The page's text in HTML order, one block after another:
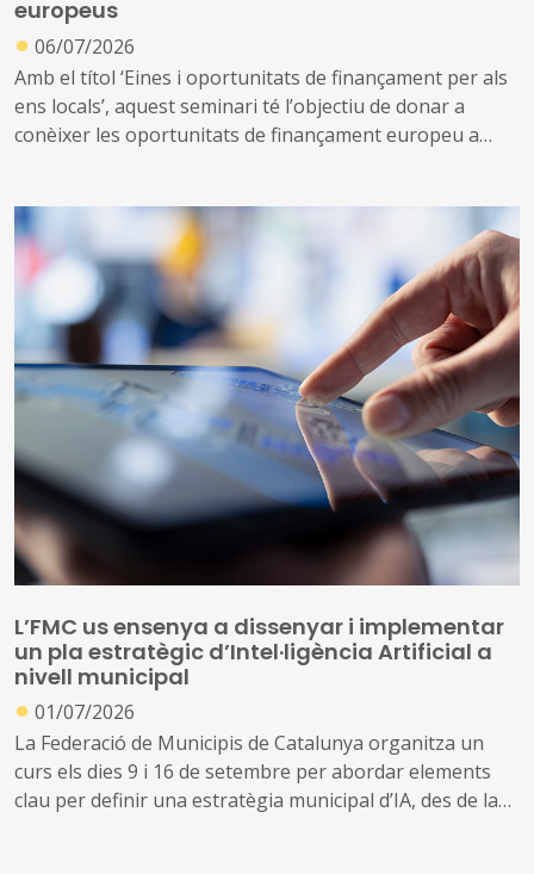
europeus
● 06/07/2026
Amb el títol ‘Eines i oportunitats de finançament per als
ens locals’, aquest seminari té l’objectiu de donar a
conèixer les oportunitats de finançament europeu a
mecanismes a través dels quals s’hi pot accedir
Aquesta setena edició tindrà lloc de l’octubre de 2026
fins a febrer de 2027 i s’adreça a càrrecs polítics i tècnics
del món local especialment relacionats en
desenvolupament local i promoció econòmica
L’FMC us ensenya a dissenyar i implementar
un pla estratègic d’Intel·ligència Artificial a
nivell municipal
● 01/07/2026
La Federació de Municipis de Catalunya organitza un
curs els dies 9 i 16 de setembre per abordar elements
clau per definir una estratègia municipal d’IA, des de la